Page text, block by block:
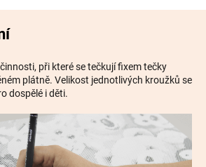
při které se tečkují fixem tečky
plátně. Velikost jednotlivých kroužků se
dospělé i děti.